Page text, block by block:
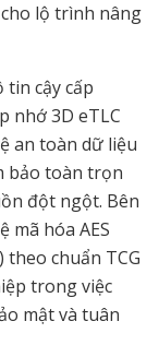
lộ trình nâng
cậy cấp
nhớ 3D eTLC
an toàn dữ liệu
bảo toàn trọn
đột ngột. Bên
mã hóa AES
theo chuẩn TCG
trong việc
mật và tuân